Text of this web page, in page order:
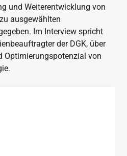
und Weiterentwicklung von
ausgewählten
Im Interview spricht
der DGK, über
Optimierungspotenzial von